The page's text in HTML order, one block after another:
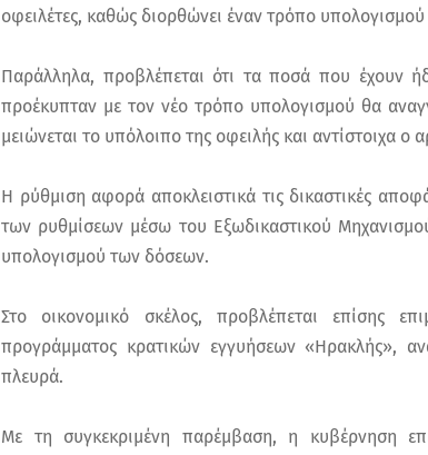
οφειλέτες, καθώς διορθώνει έναν τρόπο
Παράλληλα, προβλέπεται ότι τα ποσά που έχουν
προέκυπταν με τον νέο τρόπο υπολογισμού θα
μειώνεται το υπόλοιπο της οφειλής και αντίστοιχα
Η ρύθμιση αφορά αποκλειστικά τις δικαστικές
των ρυθμίσεων μέσω του Εξωδικαστικού
υπολογισμού των δόσεων.
Στο οικονομικό σκέλος, προβλέπεται επίσης
προγράμματος κρατικών εγγυήσεων «Ηρακλής»,
πλευρά.
Με τη συγκεκριμένη παρέμβαση, η κυβέρνηση